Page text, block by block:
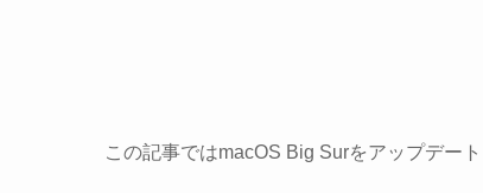
この記事ではmacOS Big Surをアップデー